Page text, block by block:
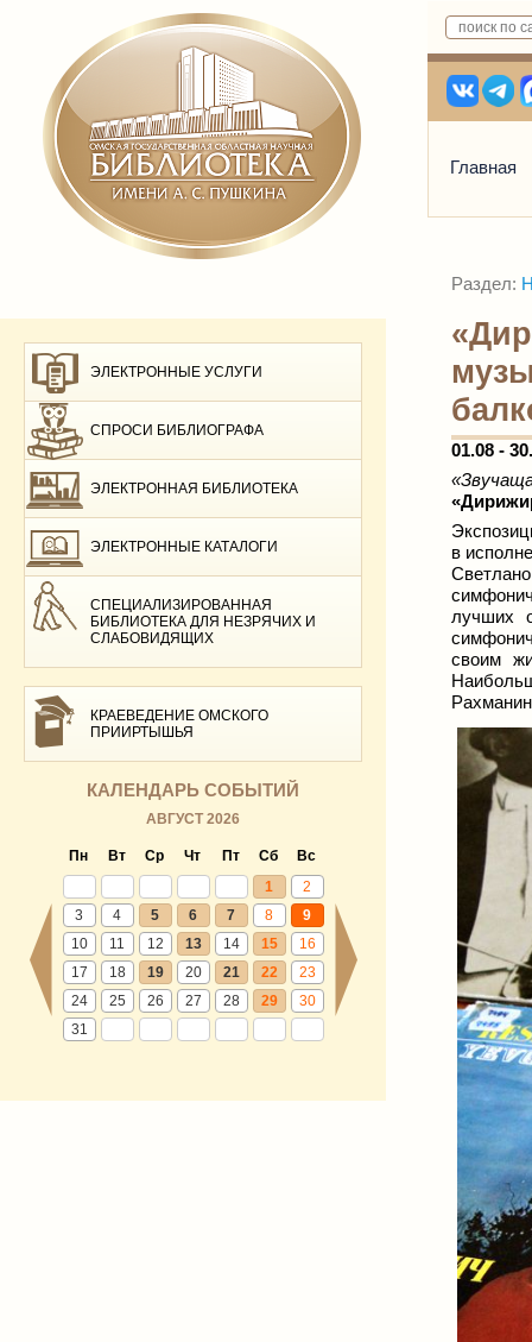
Главная
ЭЛЕКТРОННЫЕ УСЛУГИ
СПРОСИ БИБЛИОГРАФА
ЭЛЕКТРОННАЯ БИБЛИОТЕКА
ЭЛЕКТРОННЫЕ КАТАЛОГИ
СПЕЦИАЛИЗИРОВАННАЯ
БИБЛИОТЕКА ДЛЯ НЕЗРЯЧИХ И
СЛАБОВИДЯЩИХ
КРАЕВЕДЕНИЕ ОМСКОГО
ПРИИРТЫШЬЯ
КАЛЕНДАРЬ СОБЫТИЙ
АВГУСТ 2026
Пн Вт Ср Чт Пт Сб
Вс
1
2
3
4 5 6 7 8
9
10
11 12 13 14 15
16
17
18 19 20 21 22
23
24
25 26 27 28 29
30
31
Раздел:
01.08 -
в
лучших
своим